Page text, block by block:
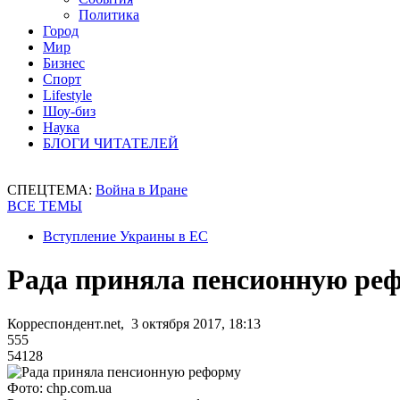
Политика
Город
Мир
Бизнес
Спорт
Lifestyle
Шоу-биз
Наука
БЛОГИ ЧИТАТЕЛЕЙ
СПЕЦТЕМА: Война в Иране
ВСЕ ТЕМЫ
Вступление Украины в ЕС
Рада приняла пенсионную
Корреспондент.net, 3 октября 2017, 18:13
555
54128
Фото: chp.com.ua